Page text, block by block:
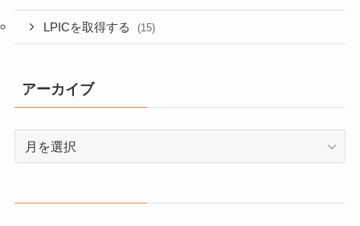
LPICを取得する (15)
アーカイブ